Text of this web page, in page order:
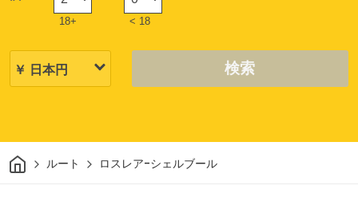
18+ < 18
検索
家 ルート ロスレア-シェルブール